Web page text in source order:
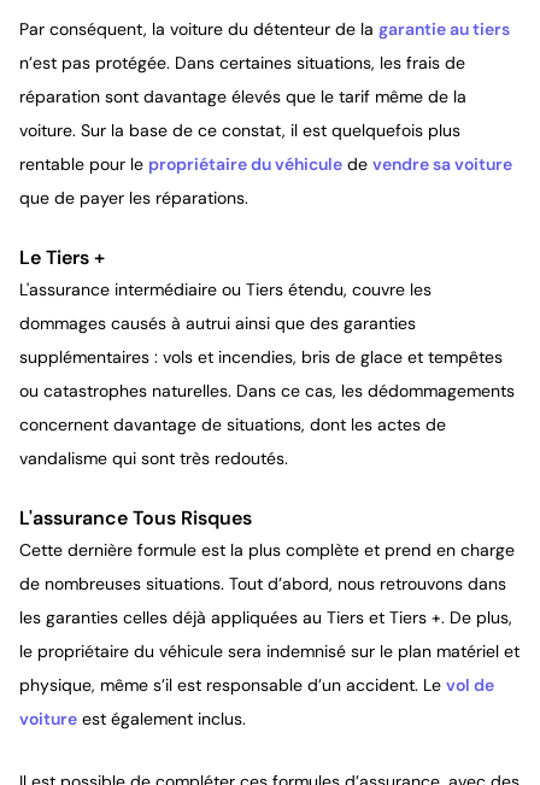
Par conséquent, la voiture du détenteur de la garantie au tiers
n’est pas protégée. Dans certaines situations, les frais de
réparation sont davantage élevés que le tarif même de la
voiture. Sur la base de ce constat, il est quelquefois plus
rentable pour le propriétaire du véhicule de vendre sa voiture
que de payer les réparations.
Le Tiers +
L'assurance intermédiaire ou Tiers étendu, couvre les
dommages causés à autrui ainsi que des garanties
supplémentaires : vols et incendies, bris de glace et tempêtes
ou catastrophes naturelles. Dans ce cas, les dédommagements
concernent davantage de situations, dont les actes de
vandalisme qui sont très redoutés.
L'assurance Tous Risques
Cette dernière formule est la plus complète et prend en charge
de nombreuses situations. Tout d’abord, nous retrouvons dans
les garanties celles déjà appliquées au Tiers et Tiers +. De plus,
le propriétaire du véhicule sera indemnisé sur le plan matériel et
physique, même s’il est responsable d’un accident. Le vol de
voiture est également inclus.